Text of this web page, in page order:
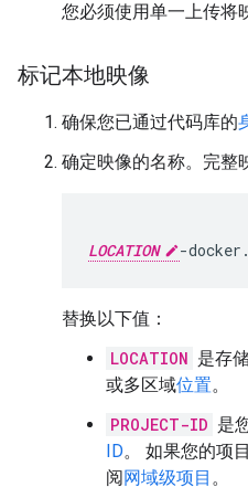
您必须使用单一上传将
标记本地映像
确保您已通过代码库的
确定映像的名称。完整
LOCATION -
替换以下值：
LOCATION 是存
或多区域位置。
PROJECT-ID 是
ID。 如果您的项
阅网域级项目 。